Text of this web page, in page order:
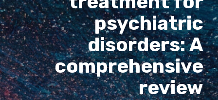
psychiatric
disorders: A
comprehensive
review